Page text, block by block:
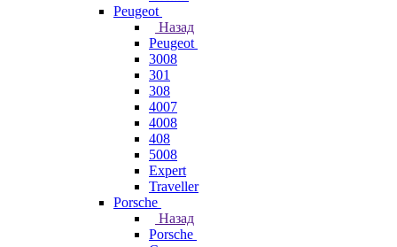
Peugeot
Назад
Peugeot
3008
301
308
4007
4008
408
5008
Expert
Traveller
Porsche
Назад
Porsche